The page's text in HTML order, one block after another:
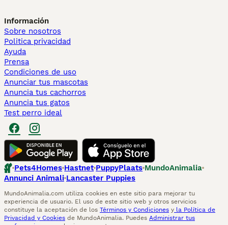
Información
Sobre nosotros
Politica privacidad
Ayuda
Prensa
Condiciones de uso
Anunciar tus mascotas
Anuncia tus cachorros
Anuncia tus gatos
Test perro ideal
Pets4Homes Hastnet PuppyPlaats MundoAnimalia
Annunci Animali Lancaster Puppies
MundoAnimalia.com utiliza cookies en este sitio para mejorar tu
experiencia de usuario. El uso de este sitio web y otros servicios
constituye la aceptación de los Términos y Condiciones y la Política de
Privacidad y Cookies de MundoAnimalia. Puedes Administrar tus